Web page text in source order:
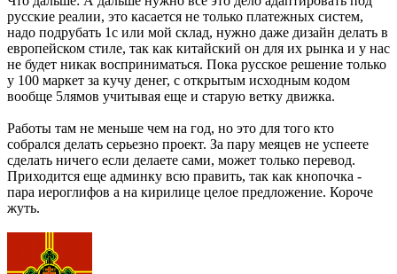
русские реалии, это касается не только платежных систем,
надо подрубать 1с или мой склад, нужно даже дизайн делать в
европейском стиле, так как китайский он для их рынка и у нас
не будет никак восприниматься. Пока русское решение только
у 100 маркет за кучу денег, с открытым исходным кодом
вообще 5лямов учитывая еще и старую ветку движка.
Работы там не меньше чем на год, но это для того кто
собрался делать серьезно проект. За пару меяцев не успеете
сделать ничего если делаете сами, может только перевод.
Приходится еще админку всю править, так как кнопочка -
пара иероглифов а на кирилице целое предложение. Короче
жуть.